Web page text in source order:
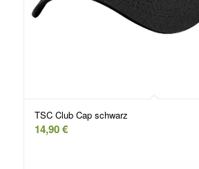
TSC Club Cap schwarz
14,90€